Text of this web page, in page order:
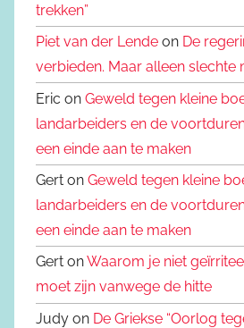
trekken”
Piet van der Lende on De
verbieden. Maar alleen slechte
Eric on Geweld tegen kleine
landarbeiders en de
een einde aan te maken
Gert on Geweld tegen kleine
landarbeiders en de
een einde aan te maken
Gert onWaarom je niet
moet zijn vanwege de hitte
Judy on De Griekse “Oorlog